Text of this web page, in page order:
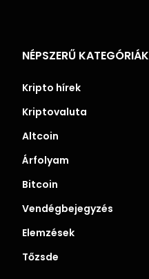
NÉPSZERŰ KATEGÓRIÁK
Kripto hírek
Kriptovaluta
Altcoin
Árfolyam
Bitcoin
Vendégbejegyzés
Elemzések
Tőzsde